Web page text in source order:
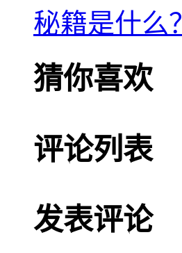
秘籍是什么？
猜你喜欢
评论列表
发表评论